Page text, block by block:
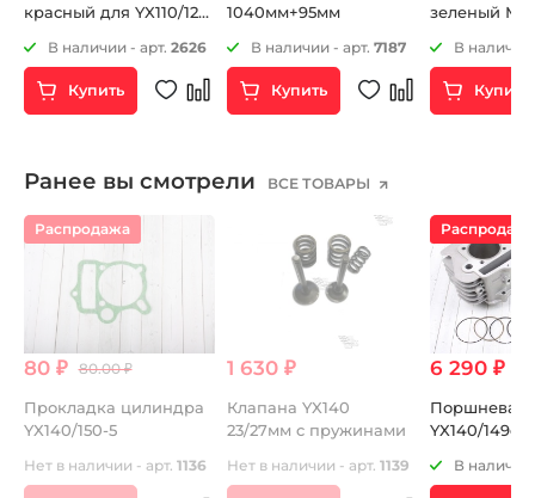
красный для YX110/125
В наличии - арт. 2626
Купить
1040мм+95мм
В наличии - арт. 7187
Купить
зеленый
В наличии
Купить
Ранее вы смотрели ВСЕ ТОВАРЫ
Распродажа
80 ₽ 80.00 ₽
Прокладка цилиндра
YX140/150-5
Нет в наличии - арт. 1136
1 630 ₽
Клапана YX140
23/27мм c пружинами
Нет в наличии - арт. 1139
Распродажа
6 290 ₽
Поршневая
YX140/149cc
В наличии